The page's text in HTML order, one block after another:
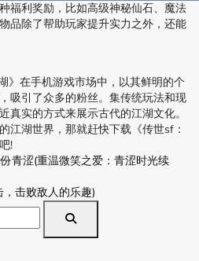
福利奖励，比如高级神秘仙石、魔法
品除了帮助玩家提升实力之外，还能
》在手机游戏市场中，以其鲜明的个
吸引了众多的粉丝。集传统玩法和现
真实的方式来展示古代的江湖文化。
江湖世界，那就赶快下载《传世sf：
!
青涩(重温微笑之爱：青涩时光续
击败敌人的乐趣)